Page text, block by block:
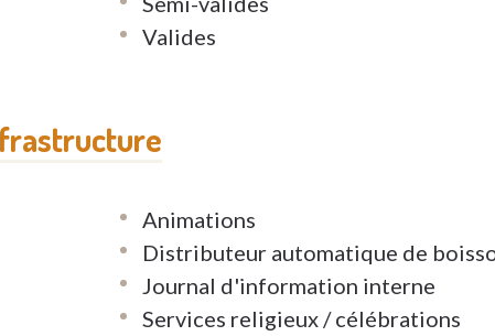
Valides
Animations
Distributeur automatique de
Journal d'information interne
Services religieux / célébrations